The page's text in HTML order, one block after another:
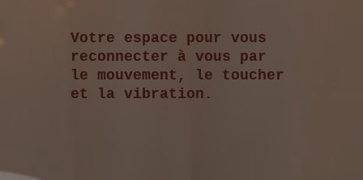
Votre espace pour vous
reconnecter à vous par
le mouvement, le toucher
et la vibration.